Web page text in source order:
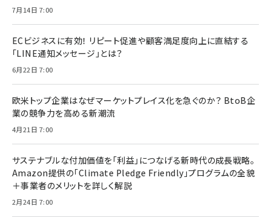
7月14日 7:00
ECビジネスに有効！ リピート促進や顧客満足度向上に直結する
「LINE通知メッセージ」とは？
6月22日 7:00
欧米トップ企業はなぜマーケットプレイス化を急ぐのか？ BtoB企
業の競争力を高める新潮流
4月21日 7:00
サステナブルな付加価値を「利益」につなげる新時代の成長戦略。
Amazon提供の「Climate Pledge Friendly」プログラムの全貌
＋事業者のメリットを詳しく解説
2月24日 7:00